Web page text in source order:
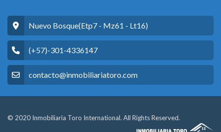
Nuevo Bosque(Etp7 - Mz61 - Lt16)
(+57)-301-4336147
contacto@inmobiliariatoro.com
© 2020 Inmobiliaria Toro International. All Rights Reserved.